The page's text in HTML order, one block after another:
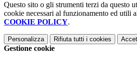
Questo sito o gli strumenti terzi da questo
cookie necessari al funzionamento ed utili
COOKIE POLICY.
Personalizza Rifiuta tutti i cookies
Gestione cookie